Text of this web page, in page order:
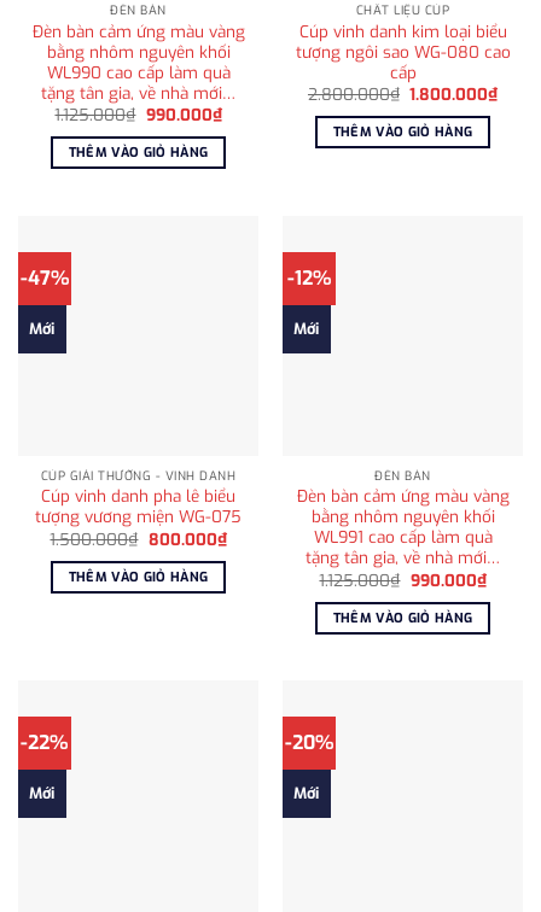
ĐÈN BÀN
Đèn bàn cảm ứng màu vàng
bằng nhôm nguyên khối
WL990 cao cấp làm quà
tặng tân gia, về nhà mới…
1.125.000₫ Giá
là:
1.125.000₫.
990.000₫Giá
hiện
tại
990.000₫.
THÊM VÀO GIỎ HÀNG
CHẤT LIỆU CÚP
Cúp vinh danh kim loại biểu
tượng ngôi sao WG-080 cao
cấp
2.800.000₫ Giá
là:
2.800.000₫.
1.800.000₫Giá
hiện
THÊM VÀO GIỎ HÀNG
-47%
Mới
CÚP GIẢI THƯỞNG - VINH DANH
Cúp vinh danh pha lê biểu
tượng vương miện WG-075
1.500.000₫ Giá
là:
1.500.000₫.
800.000₫Giá
hiện
800.000₫.
THÊM VÀO GIỎ HÀNG
-12%
Mới
ĐÈN BÀN
Đèn bàn cảm ứng màu vàng
bằng nhôm nguyên khối
WL991 cao cấp làm quà
tặng tân gia, về nhà mới…
1.125.000₫ Giá
là:
1.125.000₫.
990.000₫Giá
hiện
tại
THÊM VÀO GIỎ HÀNG
-22%
Mới
-20%
Mới